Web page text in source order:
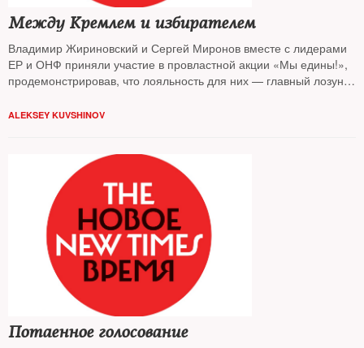
Между Кремлем и избирателем
Владимир Жириновский и Сергей Миронов вместе с лидерами
ЕР и ОНФ приняли участие в провластной акции «Мы едины!»,
продемонстрировав, что лояльность для них — главный лозунг
привлекать электорат системные оппозиционеры — узнавал
ALEKSEY KUVSHINOV
Потаенное голосование